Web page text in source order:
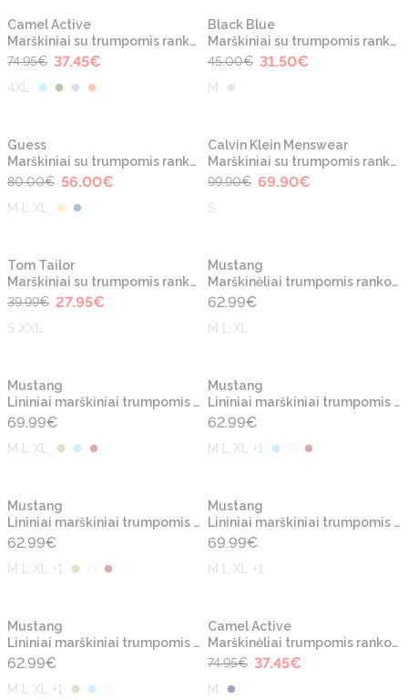
-50%
Camel Active
Marškiniai su trumpomis rankovėmis
74.95€ 37.45€
4XL
-30%
Black Blue
Marškiniai su trumpomis rankovėmis
45.00€ 31.50€
M
Guess
Marškiniai su trumpomis rankovėmis
80.00€ 56.00€
M L XL
-30%
Calvin Klein Menswear
Marškiniai su trumpomis rankovėmis
99.90€ 69.90€
S
-30%
Tom Tailor
Marškiniai su trumpomis rankovėmis
39.99€ 27.95€
S XXL
Mustang
Marškinėliai trumpomis rankovėmis
62.99€
M L XL
Mustang
Lininiai marškiniai trumpomis rankovėmis
69.99€
M L XL
Mustang
Lininiai marškiniai trumpomis rankovėmis
62.99€
M L XL +1
Mustang
Lininiai marškiniai trumpomis rankovėmis
62.99€
M L XL +1
Mustang
Lininiai marškiniai trumpomis rankovėmis
69.99€
M L XL +1
Mustang
Lininiai marškiniai trumpomis rankovėmis
62.99€
M L XL +1
-50%
Camel Active
Marškinėliai trumpomis rankovėmis
74.95€ 37.45€
M